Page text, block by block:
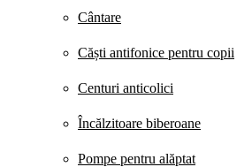
Cântare
Căști antifonice pentru copii
Centuri anticolici
Încălzitoare biberoane
Pompe pentru alăptat